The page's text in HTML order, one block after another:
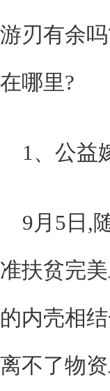
游刃有余
在哪里?
1、公益
9月5日,
准扶贫完
的内壳相
离不了物